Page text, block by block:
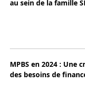
au sein de la famille
MPBS en 2024 : Une
des besoins de